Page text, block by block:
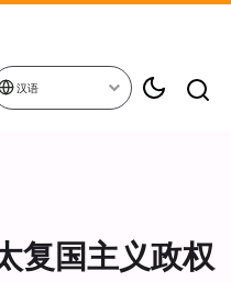
汉语
复国主义政权